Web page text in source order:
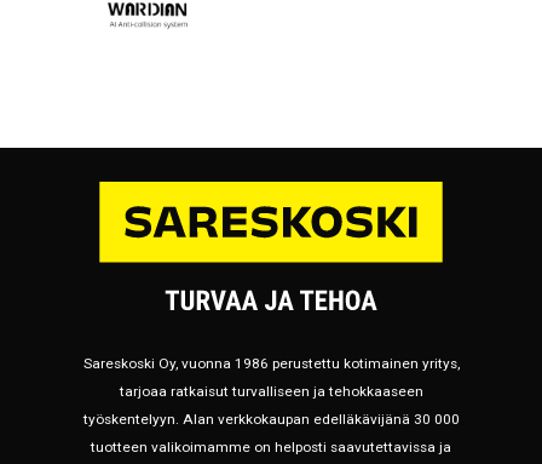
Sareskoski Oy, vuonna 1986 perustettu kotimainen yritys,
tarjoaa ratkaisut turvalliseen ja tehokkaaseen
työskentelyyn. Alan verkkokaupan edelläkävijänä 30 000
tuotteen valikoimamme on helposti saavutettavissa ja